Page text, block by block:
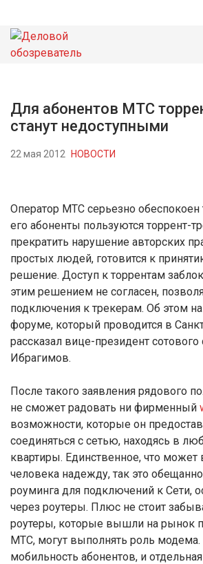
НОВОСТИ
Для абонентов МТС
станут недоступными
22 мая 2012 НОВОСТИ
Оператор МТС серьезно обеспокоен
его абоненты пользуются торрент-
прекратить нарушение авторских
простых людей, готовится к
решение. Доступ к торрентам
этим решением не согласен,
подключения к трекерам. Об этом
форуме, который проводится в
рассказал вице-президент сотового
Ибрагимов.
После такого заявления рядового
не сможет радовать ни фирменный
возможности, которые он
соединяться с сетью, находясь в
квартиры. Единственное, что может
человека надежду, так это
роуминга для подключений к Сети,
через роутеры. Плюс не стоит
роутеры, которые вышли на рынок
МТС, могут выполнять роль
мобильность абонентов, и отдельная